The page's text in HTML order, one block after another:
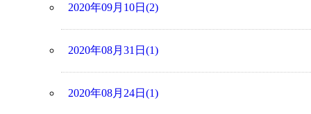
2020年09月10日(2)
2020年08月31日(1)
2020年08月24日(1)